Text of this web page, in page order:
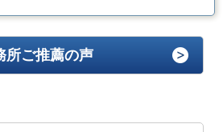
所ご推薦の声